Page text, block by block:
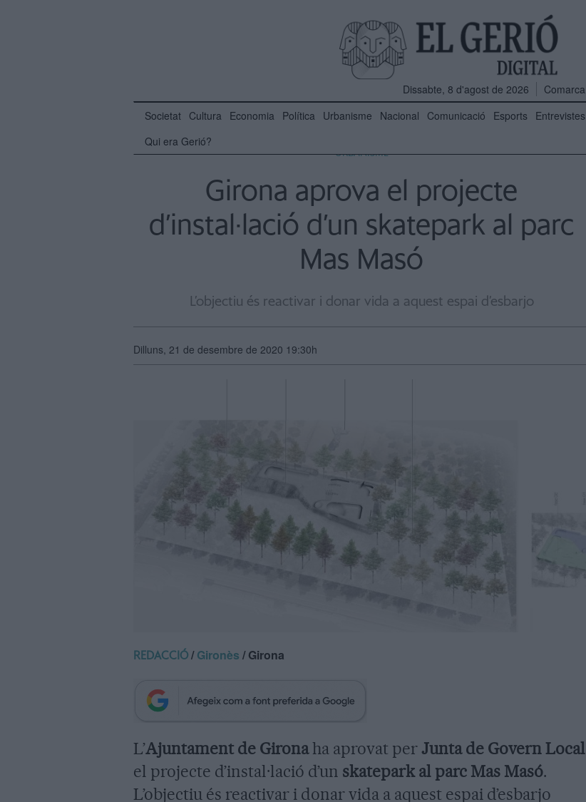
Dissabte, 8 d'agost de 2026
Comarca
Societat Cultura Economia Política Urbanisme Nacional Comunicació Esports Entrevistes
Qui era Gerió?
URBANISME
Girona aprova el projecte
d’instal·lació d’un skatepark al parc
Mas Masó
L’objectiu és reactivar i donar vida a aquest espai d’esbarjo
Dilluns, 21 de desembre de 2020 19:30h
REDACCIÓ /Gironès / Girona
L’Ajuntament de Gironaha aprovat perJunta de Govern Local
el projecte d’instal·lació d’un skatepark al parc Mas Masó.
L’objectiu és reactivar i donar vida a aquest espai d’esbarjo